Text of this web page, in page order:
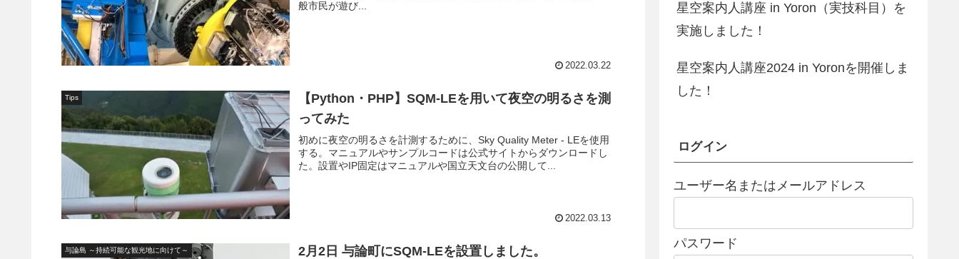
般市民が遊び...
2022.03.22
Tips
【Python・PHP】SQM-LEを用いて夜空の明るさを測
ってみた
初めに夜空の明るさを計測するために、Sky Quality Meter - LEを使用
する。マニュアルやサンプルコードは公式サイトからダウンロードし
た。設置やIP固定はマニュアルや国立天文台の公開して...
2022.03.13
与論島 ～持続可能な観光地に向けて～ 2月2日 与論町にSQM-LEを設置しました。
星空案内人講座 in Yoron（実技科目）を
実施しました！
星空案内人講座2024 in Yoronを開催しま
した！
ログイン
ユーザー名またはメールアドレス
パスワード